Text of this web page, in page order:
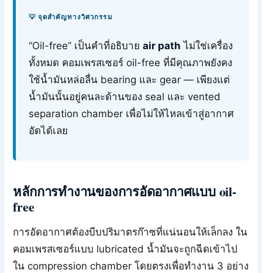
💡 จุดสำคัญทางวิศวกรรม
“Oil-free” เป็นคำที่อธิบายair path ไม่ใช่เครื่อง
ทั้งหมด คอมเพรสเซอร์ oil-free ที่มีคุณภาพยังคง
ใช้น้ำมันหล่อลื่น bearing และ gear — เพียงแต่
น้ำมันนั้นอยู่คนละด้านของ seal และ vented
separation chamber เพื่อไม่ให้ไหลเข้าสู่อากาศ
อัดได้เลย
หลักการทำงานของการอัดอากาศแบบ oil-
free
การอัดอากาศต้องบีบปริมาตรก๊าซที่แน่นอนให้เล็กลง ใน
คอมเพรสเซอร์แบบ lubricated น้ำมันจะถูกฉีดเข้าไป
ใน compression chamber โดยตรงเพื่อทำงาน 3 อย่าง